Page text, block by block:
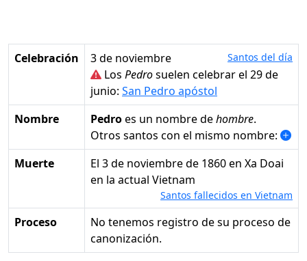
Celebración 3 de noviembre Santos del día
Los Pedrosuelen celebrar el 29 de
junio: San Pedro apóstol
Nombre
Pedroes un nombre dehombre.
Otros santos con el mismo nombre:
Muerte
el 3 de noviembre de 1860 en Xa Doai
en la actual Vietnam
Santos fallecidos en Vietnam
Proceso
No tenemos registro de su proceso de
canonización.